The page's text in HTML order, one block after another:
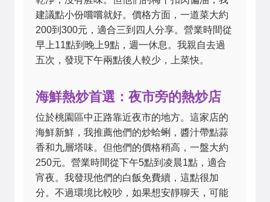
建議點小份嚐嚐就好。價格方面，一道菜大約
200到300元，適合三到四人分享。營業時間從
早上11點到晚上9點，週一休息。我親自去過
五次，發現下午兩點後人較少，上菜快。
海鮮熱炒首選：夜市旁的熱炒店
位於桃園區中正路靠近夜市的地方。這家店的
海鮮新鮮，我推薦他們的炒蛤蜊，醬汁帶點蒜
香和九層塔味。但他們的價格稍高，一盤大約
250元。營業時間從下午5點到凌晨1點，適合
宵夜。我發現他們的白飯免費續，這點很加
分。不過環境比較吵，如果想安靜聊天，可能